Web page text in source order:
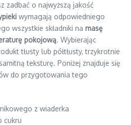
zadbać o najwyższą jakość
wymagają odpowiedniego
wszystkie składniki na masę
pokojową. Wybierając
tłusty lub półtłusty, trzykrotnie
teksturę. Poniżej znajduje się
do przygotowania tego
z wiaderka
cukru